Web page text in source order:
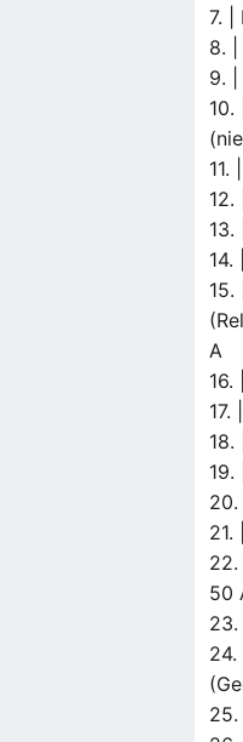
7. |
8.
9.
10.
11.
12.
15.
A
16.
17.
20.
21.
22.
50
25.